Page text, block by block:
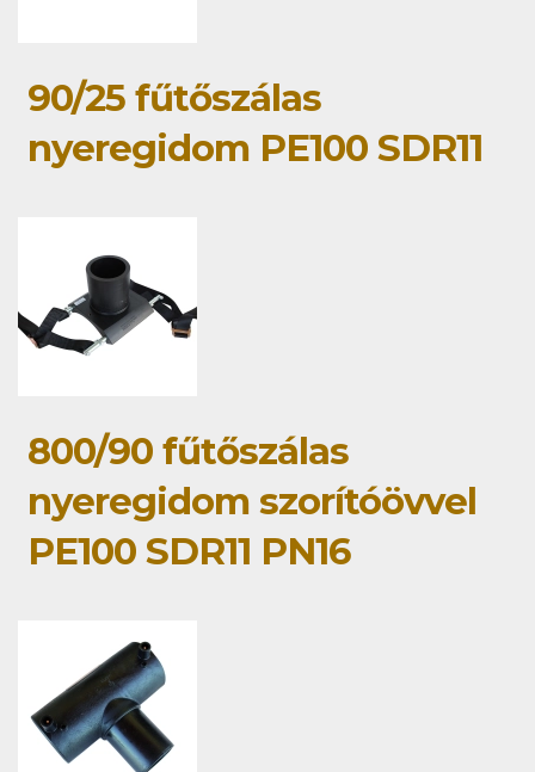
90/25 fűtőszálas
nyeregidom PE100 SDR11
800/90 fűtőszálas
nyeregidom szorítóövvel
PE100 SDR11 PN16